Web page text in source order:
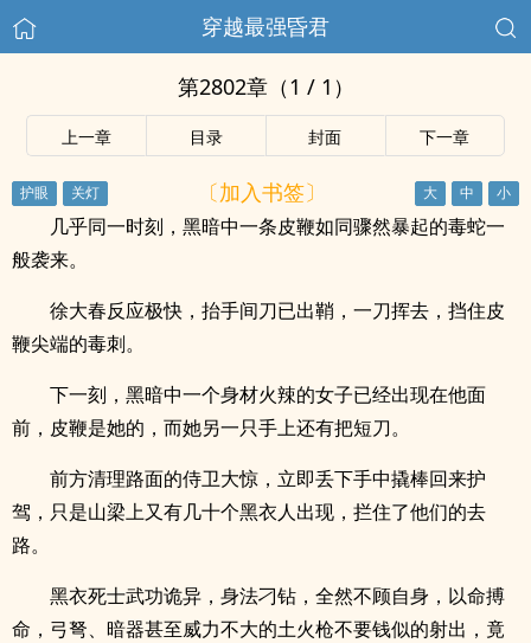
穿越最强昏君
第2802章（1 / 1）
上一章 目录 封面 下一章
〔加入书签〕
几乎同一时刻，黑暗中一条皮鞭如同骤然暴起的毒蛇一
般袭来。
徐大春反应极快，抬手间刀已出鞘，一刀挥去，挡住皮
鞭尖端的毒刺。
下一刻，黑暗中一个身材火辣的女子已经出现在他面
前，皮鞭是她的，而她另一只手上还有把短刀。
前方清理路面的侍卫大惊，立即丢下手中撬棒回来护
驾，只是山梁上又有几十个黑衣人出现，拦住了他们的去
路。
黑衣死士武功诡异，身法刁钻，全然不顾自身，以命搏
命，弓弩、暗器甚至威力不大的土火枪不要钱似的射出，竟